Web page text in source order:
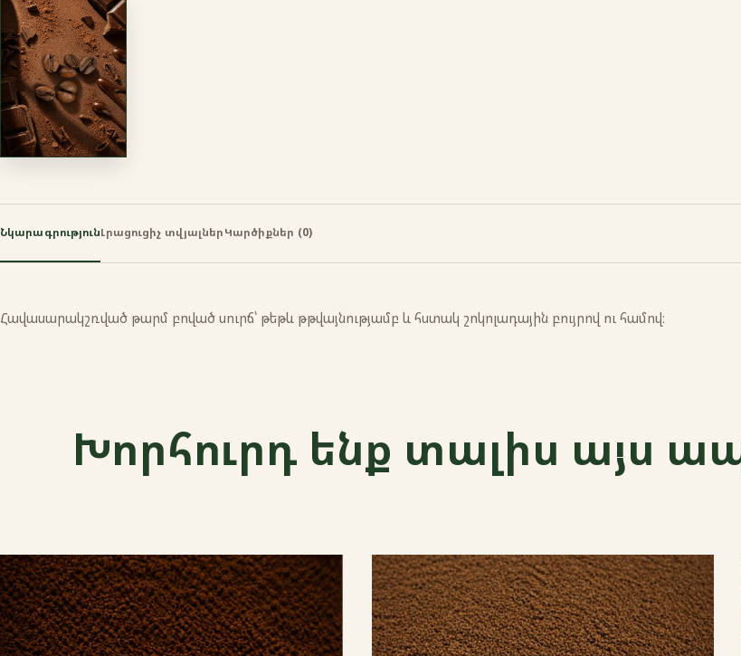
ՆկարագրությունԼրացուցիչ տվյալներԿարծիքներ (0)
Հավասարակշռված թարմ բոված սուրճ՝ թեթև թթվայնությամբ և հստակ շոկոլադային բույրով ու համով։
Խորհուրդ ենք տալիս այս